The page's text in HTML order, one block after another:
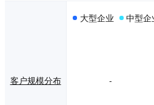
客户规模分布
大型企业 中型企
-